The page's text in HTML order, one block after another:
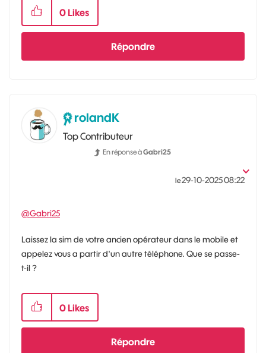
0 Likes
Répondre
rolandK
Top Contributeur
En réponse àGabri25
le‎29-10-202508:22
@Gabri25
Laissez la sim de votre ancien opérateur dans le mobile et
appelez vous a partir d'un autre téléphone. Que se passe-
t-il ?
0 Likes
Répondre